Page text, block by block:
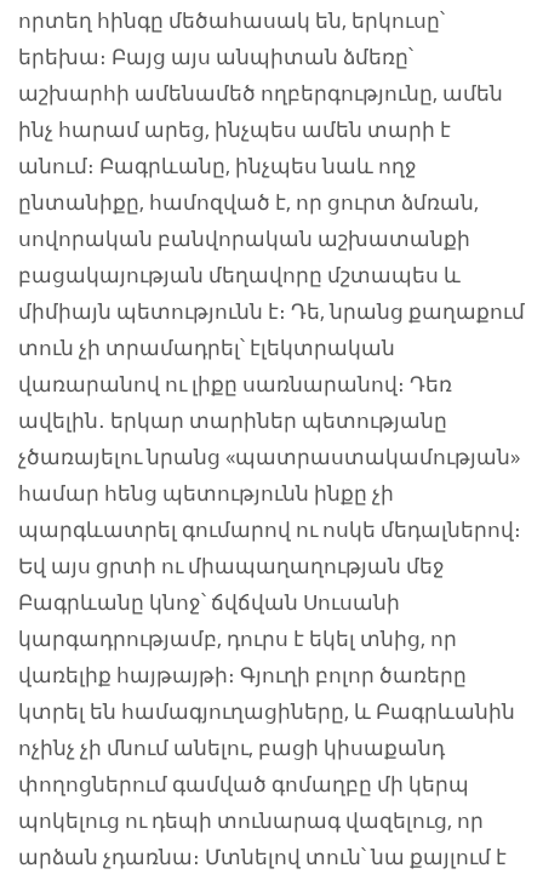
որտեղ հինգը մեծահասակ են, երկուսը՝
երեխա։ Բայց այս անպիտան ձմեռը՝
աշխարհի ամենամեծ ողբերգությունը, ամեն
ինչ հարամ արեց, ինչպես ամեն տարի է
անում։ Բագրևանը, ինչպես նաև ողջ
ընտանիքը, համոզված է, որ ցուրտ ձմռան,
սովորական բանվորական աշխատանքի
բացակայության մեղավորը մշտապես և
միմիայն պետությունն է։ Դե, նրանց քաղաքում
տուն չի տրամադրել՝ էլեկտրական
վառարանով ու լիքը սառնարանով։ Դեռ
ավելին․ երկար տարիներ պետությանը
չծառայելու նրանց «պատրաստակամության»
համար հենց պետությունն ինքը չի
պարգևատրել գումարով ու ոսկե մեդալներով։
Եվ այս ցրտի ու միապաղաղության մեջ
Բագրևանը կնոջ՝ ճվճվան Սուսանի
կարգադրությամբ, դուրս է եկել տնից, որ
վառելիք հայթայթի։ Գյուղի բոլոր ծառերը
կտրել են համագյուղացիները, և Բագրևանին
ոչինչ չի մնում անելու, բացի կիսաքանդ
փողոցներում գամված գոմաղբը մի կերպ
պոկելուց ու դեպի տունարագ վազելուց, որ
արձան չդառնա։ Մտնելով տուն՝ նա քայլում է